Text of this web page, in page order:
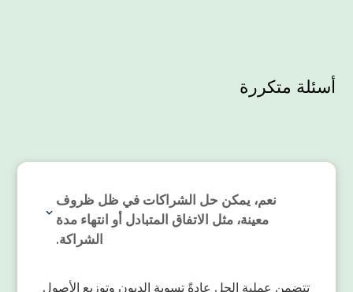
أسئلة متكررة
نعم، يمكن حل الشراكات في ظل ظروف
معينة، مثل الاتفاق المتبادل أو انتهاء مدة
الشراكة.
تتضمن عملية الحل عادةً تسوية الديون وتوزيع الأصول